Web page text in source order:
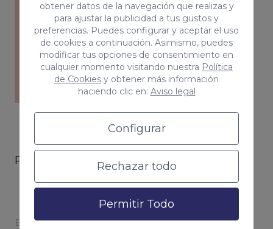
obtener datos de la navegación que realizas y
para ajustar la publicidad a tus gustos y
preferencias. Puedes configurar y aceptar el uso
de cookies a continuación. Asimismo, puedes
modificar tus opciones de consentimiento en
cualquier momento visitando nuestra Política
de Cookies y obtener más información
haciendo clic en: Aviso legal
Configurar
Rechazar todo
Permitir Todo
Para campañas de marketing puntuales
Campañas de SEM
Buscamos generar tráfico, atraer a usuarios y que